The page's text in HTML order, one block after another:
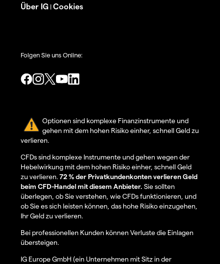
Über IG | Cookies
Folgen Sie uns Online:
Optionen sind komplexe Finanzinstrumente und
gehen mit dem hohen Risiko einher, schnell Geld zu
verlieren.
CFDs sind komplexe Instrumente und gehen wegen der
Hebelwirkung mit dem hohen Risiko einher, schnell Geld
zu verlieren.72 % der Privatkundenkonten verlieren Geld
beim CFD-Handel mit diesem Anbieter. Sie sollten
überlegen, ob Sie verstehen, wie CFDs funktionieren, und
ob Sie es sich leisten können, das hohe Risiko einzugehen,
Ihr Geld zu verlieren.
Bei professionellen Kunden können Verluste die Einlagen
übersteigen.
IG Europe GmbH (ein Unternehmen mit Sitz in der